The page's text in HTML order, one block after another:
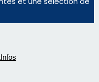
de la médecine